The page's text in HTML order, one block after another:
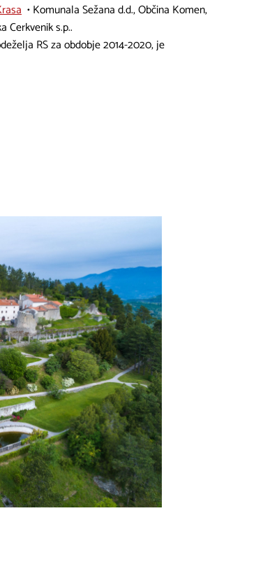
• Komunala Sežana d.d., Občina Komen,
Cerkvenik s.p..
RS za obdobje 2014-2020, je